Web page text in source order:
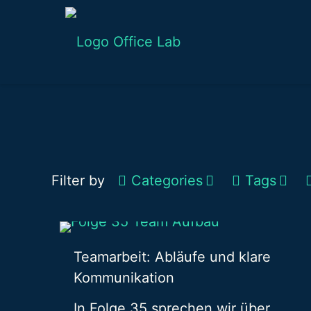
Filter by Categories Tags
Teamarbeit: Abläufe und klare
Kommunikation